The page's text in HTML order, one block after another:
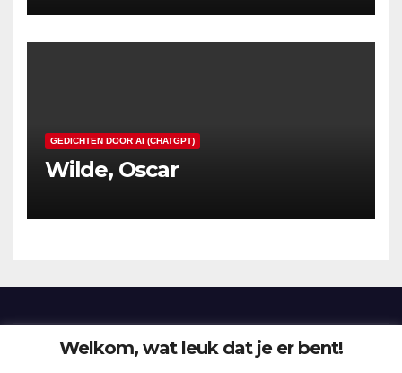
GEDICHTEN DOOR AI (CHATGPT)
Wilde, Oscar
Welkom, wat leuk dat je er bent!